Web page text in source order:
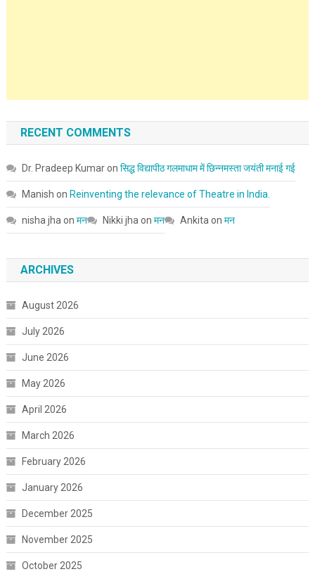
RECENT COMMENTS
Dr. Pradeep Kumaron सिद्ध विद्यापीठ गलमाधाम में छिन्नमस्ता जयंती मनाई गई
Manish on Reinventing the relevance of Theatre in India.
nisha jhaon मन Nikki jhaon मन Ankitaon मन
ARCHIVES
August 2026
July 2026
June 2026
May 2026
April 2026
March 2026
February 2026
January 2026
December 2025
November 2025
October 2025